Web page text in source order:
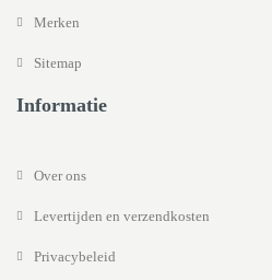
Merken
Sitemap
Informatie
Over ons
Levertijden en verzendkosten
Privacybeleid